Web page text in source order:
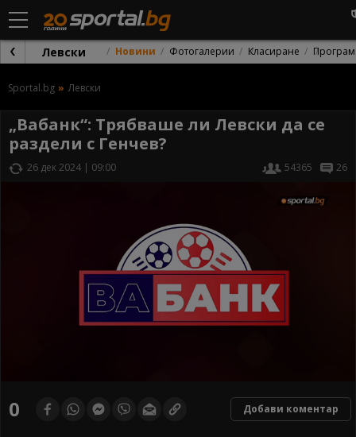
Левски Новини Фотогалерии Класиране
Sportal.bg Левски
„Вабанк“: Трябваше ли Левски да се
раздели с Генчев?
26 дек 2024 | 09:00 54365 26
of0 Добави коментар